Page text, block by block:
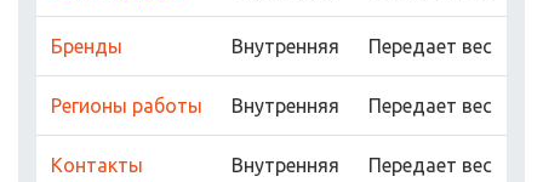
Бренды Внутренняя Передает вес
Регионы работы Внутренняя Передает вес
Контакты Внутренняя Передает вес